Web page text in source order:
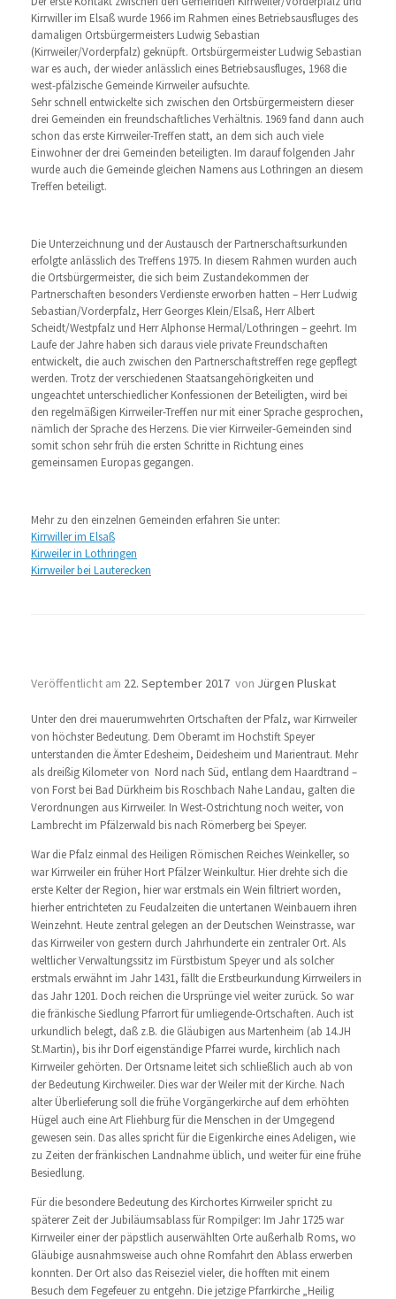
Kirrwiller im Elsaß wurde 1966 im Rahmen eines Betriebsausfluges des
damaligen Ortsbürgermeisters Ludwig Sebastian
(Kirrweiler/Vorderpfalz) geknüpft. Ortsbürgermeister Ludwig Sebastian
war es auch, der wieder anlässlich eines Betriebsausfluges, 1968 die
west-pfälzische Gemeinde Kirrweiler aufsuchte.
Sehr schnell entwickelte sich zwischen den Ortsbürgermeistern dieser
drei Gemeinden ein freundschaftliches Verhältnis. 1969 fand dann auch
schon das erste Kirrweiler-Treffen statt, an dem sich auch viele
Einwohner der drei Gemeinden beteiligten. Im darauf folgenden Jahr
wurde auch die Gemeinde gleichen Namens aus Lothringen an diesem
Treffen beteiligt.
Die Unterzeichnung und der Austausch der Partnerschaftsurkunden
erfolgte anlässlich des Treffens 1975. In diesem Rahmen wurden auch
die Ortsbürgermeister, die sich beim Zustandekommen der
Partnerschaften besonders Verdienste erworben hatten – Herr Ludwig
Sebastian/Vorderpfalz, Herr Georges Klein/Elsaß, Herr Albert
Scheidt/Westpfalz und Herr Alphonse Hermal/Lothringen – geehrt. Im
Laufe der Jahre haben sich daraus viele private Freundschaften
entwickelt, die auch zwischen den Partnerschaftstreffen rege gepflegt
werden. Trotz der verschiedenen Staatsangehörigkeiten und
ungeachtet unterschiedlicher Konfessionen der Beteiligten, wird bei
den regelmäßigen Kirrweiler-Treffen nur mit einer Sprache gesprochen,
nämlich der Sprache des Herzens. Die vier Kirrweiler-Gemeinden sind
somit schon sehr früh die ersten Schritte in Richtung eines
gemeinsamen Europas gegangen.
Mehr zu den einzelnen Gemeinden erfahren Sie unter:
Kirrwiller im Elsaß
Kirweiler in Lothringen
Kirrweiler bei Lauterecken
Veröffentlicht am 22. September 2017 von Jürgen Pluskat
Unter den drei mauerumwehrten Ortschaften der Pfalz, war Kirrweiler
von höchster Bedeutung. Dem Oberamt im Hochstift Speyer
unterstanden die Ämter Edesheim, Deidesheim und Marientraut. Mehr
als dreißig Kilometer von Nord nach Süd, entlang dem Haardtrand –
von Forst bei Bad Dürkheim bis Roschbach Nahe Landau, galten die
Verordnungen aus Kirrweiler. In West-Ostrichtung noch weiter, von
Lambrecht im Pfälzerwald bis nach Römerberg bei Speyer.
War die Pfalz einmal des Heiligen Römischen Reiches Weinkeller, so
war Kirrweiler ein früher Hort Pfälzer Weinkultur. Hier drehte sich die
erste Kelter der Region, hier war erstmals ein Wein filtriert worden,
hierher entrichteten zu Feudalzeiten die untertanen Weinbauern ihren
Weinzehnt. Heute zentral gelegen an der Deutschen Weinstrasse, war
das Kirrweiler von gestern durch Jahrhunderte ein zentraler Ort. Als
weltlicher Verwaltungssitz im Fürstbistum Speyer und als solcher
erstmals erwähnt im Jahr 1431, fällt die Erstbeurkundung Kirrweilers in
das Jahr 1201. Doch reichen die Ursprünge viel weiter zurück. So war
die fränkische Siedlung Pfarrort für umliegende-Ortschaften. Auch ist
urkundlich belegt, daß z.B. die Gläubigen aus Martenheim (ab 14.JH
St.Martin), bis ihr Dorf eigenständige Pfarrei wurde, kirchlich nach
Kirrweiler gehörten. Der Ortsname leitet sich schließlich auch ab von
der Bedeutung Kirchweiler. Dies war der Weiler mit der Kirche. Nach
alter Überlieferung soll die frühe Vorgängerkirche auf dem erhöhten
Hügel auch eine Art Fliehburg für die Menschen in der Umgegend
gewesen sein. Das alles spricht für die Eigenkirche eines Adeligen, wie
zu Zeiten der fränkischen Landnahme üblich, und weiter für eine frühe
Besiedlung.
Für die besondere Bedeutung des Kirchortes Kirrweiler spricht zu
späterer Zeit der Jubiläumsablass für Rompilger: Im Jahr 1725 war
Kirrweiler einer der päpstlich auserwählten Orte außerhalb Roms, wo
Gläubige ausnahmsweise auch ohne Romfahrt den Ablass erwerben
konnten. Der Ort also das Reiseziel vieler, die hofften mit einem
Besuch dem Fegefeuer zu entgehn. Die jetzige Pfarrkirche „Heilig